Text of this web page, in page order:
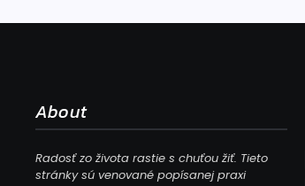
About
Radosť zo života rastie s chuťou žiť. Tieto
stránky sú venované popísanej praxi